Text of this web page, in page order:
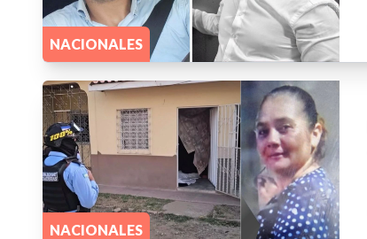
NACIONALES
NACIONALES